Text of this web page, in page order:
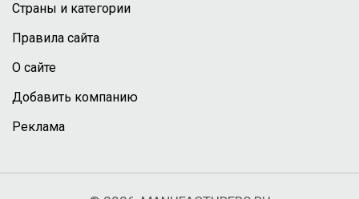
Страны и категории
Правила сайта
О сайте
Добавить компанию
Реклама